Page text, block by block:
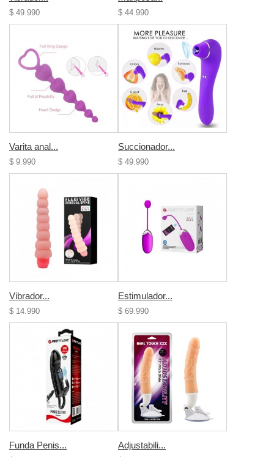
$ 49.990 $ 44.990
Varita anal...
$ 9.990
Succionador...
$ 49.990
Vibrador...
$ 14.990
Estimulador...
$ 69.990
Funda Penis... Adjustabili...